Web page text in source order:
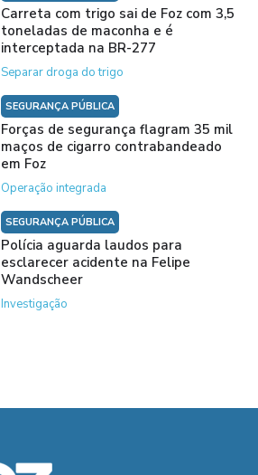
Carreta com trigo sai de Foz com 3,5
toneladas de maconha e é
interceptada na BR-277
Separar droga do trigo
SEGURANÇA PÚBLICA
Forças de segurança flagram 35 mil
maços de cigarro contrabandeado
em Foz
Operação integrada
SEGURANÇA PÚBLICA
Polícia aguarda laudos para
esclarecer acidente na Felipe
Wandscheer
Investigação